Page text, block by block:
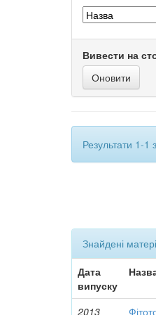
Вивести на
Результати 1-1
Знайдені
Дата
випуску
2013